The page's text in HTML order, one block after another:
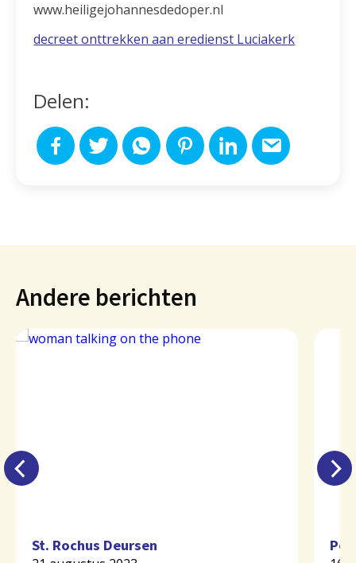
www.heiligejohannesdedoper.nl
decreet onttrekken aan eredienst Luciakerk
Delen:
Andere berichten
St. Rochus Deursen